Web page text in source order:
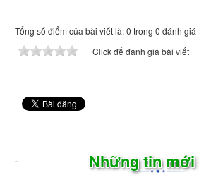
Tổng số điểm của bài viết là: 0 trong 0 đánh giá
Click để đánh giá bài viết
Những tin mới